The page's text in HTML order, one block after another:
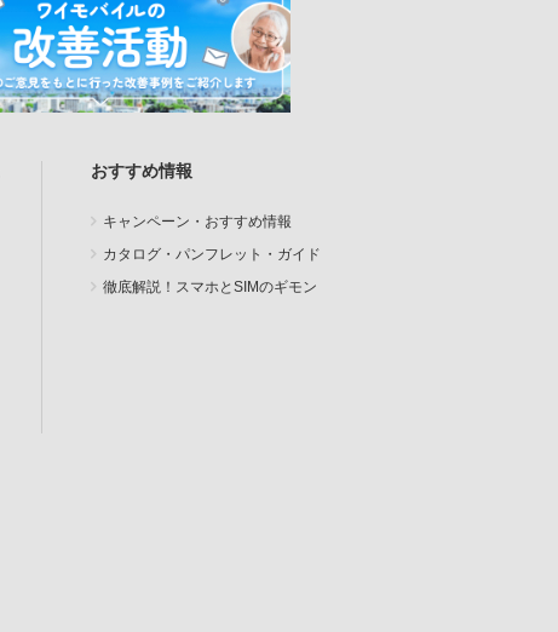
おすすめ情報
キャンペーン・おすすめ情報
カタログ・パンフレット・ガイド
徹底解説！スマホとSIMのギモン